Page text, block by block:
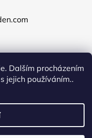
Dalším procházením
jejich používáním..
. Všechna práva